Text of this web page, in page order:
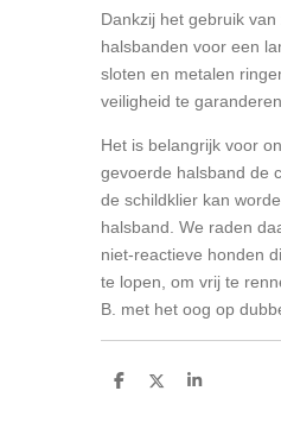
Dankzij het gebruik
halsbanden voor een
sloten en metalen
veiligheid te garanderen.
Het is belangrijk voor
gevoerde halsband de
de schildklier kan
halsband. We raden
niet-reactieve honden
te lopen, om vrij te
B. met het oog op
D
D
S